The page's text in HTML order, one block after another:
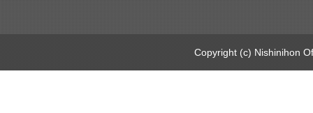
Copyright (c) Nishinihon